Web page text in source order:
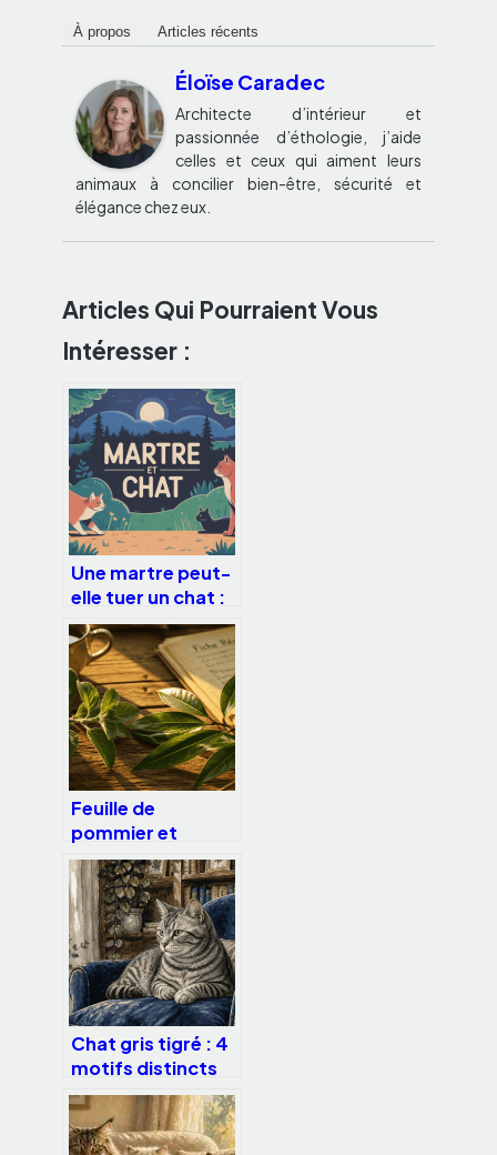
À propos Articles récents
Éloïse Caradec
Architecte d’intérieur et
passionnée d’éthologie, j’aide
celles et ceux qui aiment leurs
animaux à concilier bien-être, sécurité et
élégance chez eux.
Articles Qui Pourraient Vous
Intéresser :
Une martre peut-
elle tuer un chat :
risques réels et
protections
Feuille de
pommier et
pomme-cannelier
: bienfaits,
usages et
précautions
d’emploi
Chat gris tigré : 4
motifs distincts
et les races
idéales pour votre
foyer